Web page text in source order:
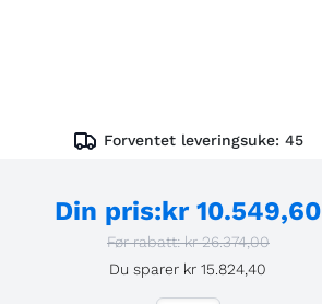
Forventet leveringsuke: 45
Din pris:kr 10.549,60
Før rabatt: kr 26.374,00
Du sparer kr 15.824,40